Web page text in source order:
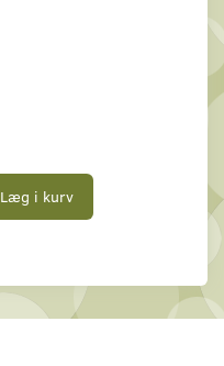
Læg i kurv